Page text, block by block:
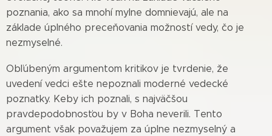
poznania, ako sa mnohí mylne domnievajú, ale na
základe úplného preceňovania možností vedy, čo je
nezmyselné.
Obľúbeným argumentom kritikov je tvrdenie, že
uvedení vedci ešte nepoznali moderné vedecké
poznatky. Keby ich poznali, s najväčšou
pravdepodobnosťou by v Boha neverili. Tento
argument však považujem za úplne nezmyselný a